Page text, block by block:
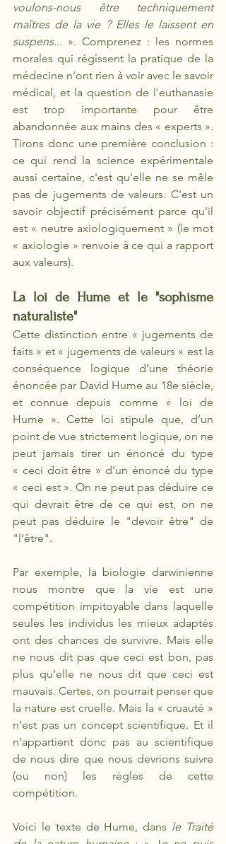
voulons-nous être techniquement
maîtres de la vie ? Elles le laissent en
suspens... ». Comprenez : les normes
morales qui régissent la pratique de la
médecine n'ont rien à voir avec le savoir
médical, et la question de l'euthanasie
est trop importante pour être
abandonnée aux mains des « experts ».
Tirons donc une première conclusion :
ce qui rend la science expérimentale
aussi certaine, c'est qu'elle ne se mêle
pas de jugements de valeurs. C'est un
savoir objectif précisément parce qu'il
est « neutre axiologiquement » (le mot
« axiologie » renvoie à ce qui a rapport
aux valeurs).
La loi de Hume et le "sophisme
naturaliste"
Cette distinction entre « jugements de
faits » et « jugements de valeurs » est la
conséquence logique d’une théorie
énoncée par David Hume au 18e siècle,
et connue depuis comme «
loi de
Hume ». Cette loi stipule que, d’un
point de vue strictement logique, on ne
peut jamais tirer un énoncé du type
« ceci doit être » d’un énoncé du type
« ceci est ». On ne peut pas déduire ce
qui devrait être de ce qui est, on ne
peut pas déduire le "devoir être" de
"l’être".
Par exemple, la biologie darwinienne
nous montre que la vie est une
compétition impitoyable dans laquelle
seules les individus les mieux adaptés
ont des chances de survivre. Mais elle
ne nous dit pas que ceci est bon, pas
plus qu’elle ne nous dit que ceci est
mauvais. Certes, on pourrait penser que
la nature est cruelle. Mais la « cruauté »
n’est pas un concept scientifique. Et il
n’appartient donc pas au scientifique
de nous dire que nous devrions suivre
(ou non) les règles de cette
compétition.
Voici le texte de Hume, dans le Traité